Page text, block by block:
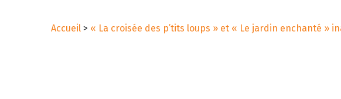
Accueil > « La croisée des p’tits loups » et « Le jardin enchanté »